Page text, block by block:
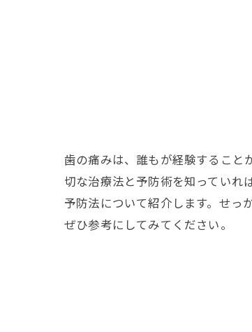
歯の痛みは、誰もが経験すること
切な治療法と予防術を知っていれ
予防法について紹介します。せっ
ぜひ参考にしてみてください。